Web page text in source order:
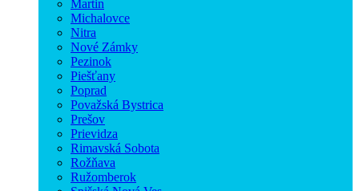
Martin
Michalovce
Nitra
Nové Zámky
Pezinok
Piešťany
Poprad
Považská Bystrica
Prešov
Prievidza
Rimavská Sobota
Rožňava
Ružomberok